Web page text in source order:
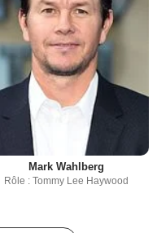
Mark Wahlberg
Rôle : Tommy Lee Haywood